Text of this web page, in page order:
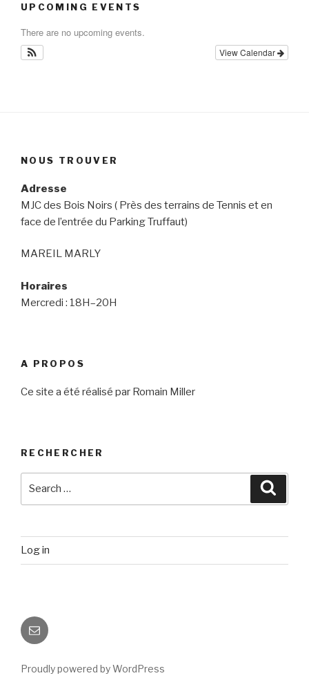
UPCOMING EVENTS
There are no upcoming events.
View Calendar
NOUS TROUVER
Adresse
MJC des Bois Noirs ( Près des terrains de Tennis et en
face de l’entrée du Parking Truffaut)
MAREIL MARLY
Horaires
Mercredi : 18H–20H
A PROPOS
Ce site a été réalisé par Romain Miller
RECHERCHER
Log in
Email
Proudly powered by WordPress